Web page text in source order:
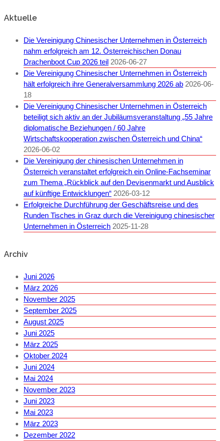
Aktuelle
Die Vereinigung Chinesischer Unternehmen in Österreich
nahm erfolgreich am 12. Österreichischen Donau
Drachenboot Cup 2026 teil 2026-06-27
Die Vereinigung Chinesischer Unternehmen in Österreich
hält erfolgreich ihre Generalversammlung 2026 ab 2026-06-
18
Die Vereinigung Chinesischer Unternehmen in Österreich
beteiligt sich aktiv an der Jubiläumsveranstaltung „55 Jahre
diplomatische Beziehungen / 60 Jahre
Wirtschaftskooperation zwischen Österreich und China“
2026-06-02
Die Vereinigung der chinesischen Unternehmen in
Österreich veranstaltet erfolgreich ein Online-Fachseminar
zum Thema „Rückblick auf den Devisenmarkt und Ausblick
auf künftige Entwicklungen“ 2026-03-12
Erfolgreiche Durchführung der Geschäftsreise und des
Runden Tisches in Graz durch die Vereinigung chinesischer
Unternehmen in Österreich 2025-11-28
Archiv
Juni 2026
März 2026
November 2025
September 2025
August 2025
Juni 2025
März 2025
Oktober 2024
Juni 2024
Mai 2024
November 2023
Juni 2023
Mai 2023
März 2023
Dezember 2022